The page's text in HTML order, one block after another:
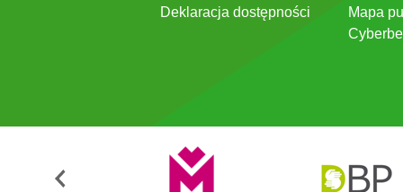
Deklaracja dostępności
Mapa